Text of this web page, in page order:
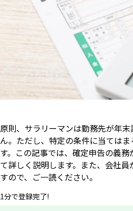
原則、サラリーマンは勤務先が年
ん。ただし、特定の条件に当ては
す。この記事では、確定申告の義
て詳しく説明します。また、会社
すので、ご一読ください。
1分で登録完了!